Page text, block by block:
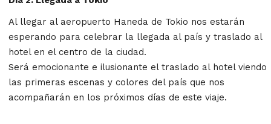
Al llegar al aeropuerto Haneda de Tokio nos estarán
esperando para celebrar la llegada al país y traslado al
hotel en el centro de la ciudad.
Será emocionante e ilusionante el traslado al hotel viendo
las primeras escenas y colores del país que nos
acompañarán en los próximos días de este viaje.